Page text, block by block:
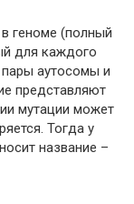
геноме (полный
для каждого
аутосомы и
представляют
мутации может
Тогда у
название –